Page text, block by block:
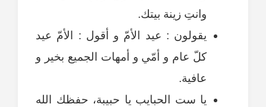
وانتِ زينة بيتك.
يقولون : عيد الأمّ و أقول : الأمّ عيد
كلّ عام و أمّي و أمهات الجميع بخير و
عافية.
يا ست الحبايب يا حبيبة، حفظك الله